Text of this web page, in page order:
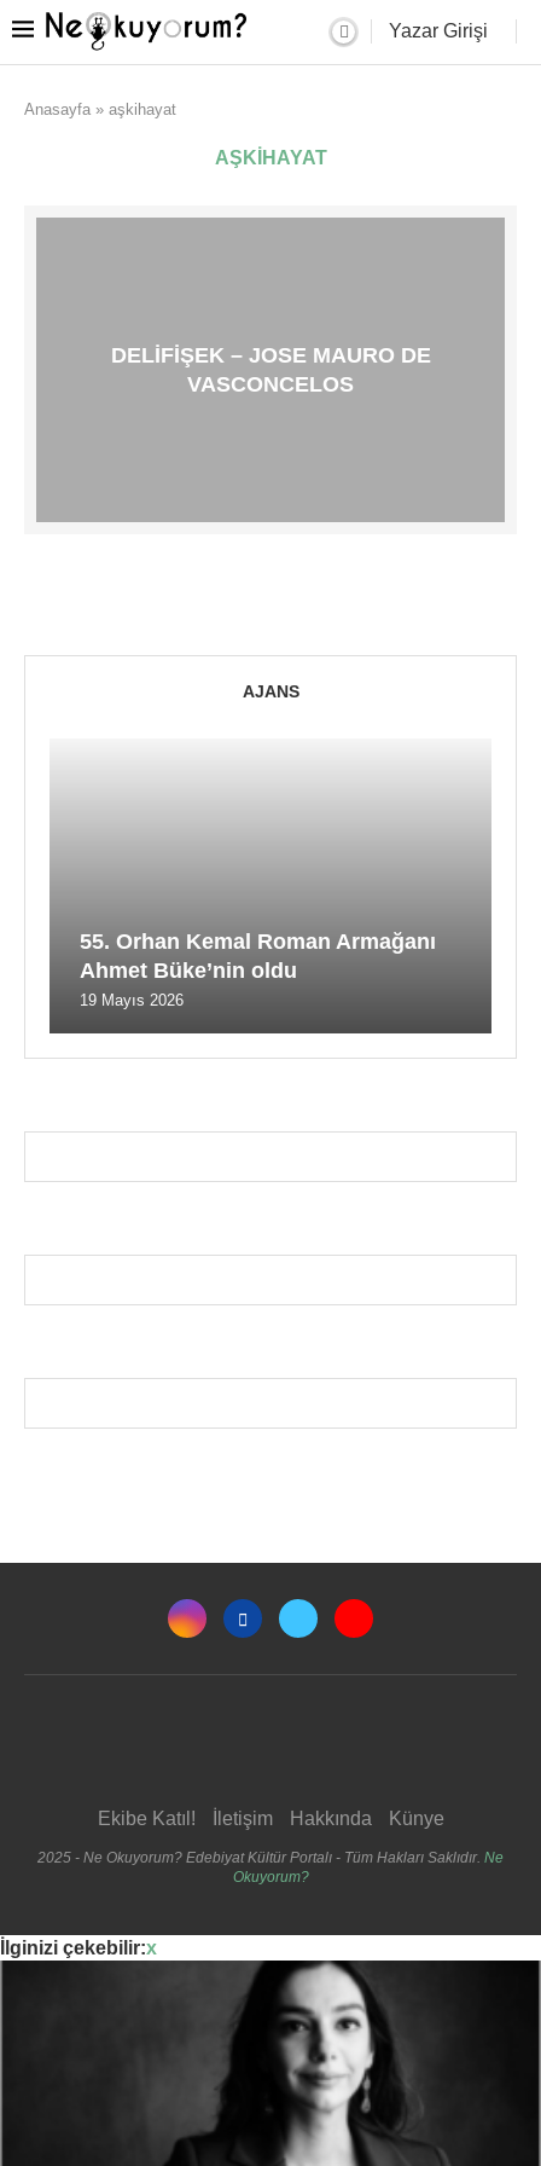
Yazar Girişi
Anasayfa » aşkihayat
AŞKIHAYAT
DELIFIŞEK – JOSE MAURO DE
VASCONCELOS
AJANS
55. Orhan Kemal Roman Armağanı
Ahmet Büke’nin oldu
19 Mayıs 2026
Ekibe Katıl! İletişim Hakkında Künye
2025 - Ne Okuyorum? Edebiyat Kültür Portalı - Tüm Hakları Saklıdır. Ne
Okuyorum?
İlginizi çekebilir:x